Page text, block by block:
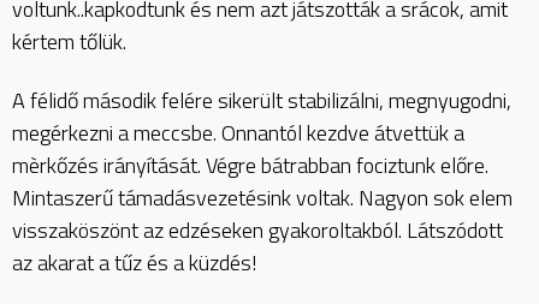
voltunk..kapkodtunk és nem azt játszották a srácok, amit
kértem tőlük.
A félidő második felére sikerült stabilizálni, megnyugodni,
megérkezni a meccsbe. Onnantól kezdve átvettük a
mèrkőzés irányítását. Végre bátrabban fociztunk előre.
Mintaszerű támadásvezetésink voltak. Nagyon sok elem
visszaköszönt az edzéseken gyakoroltakból. Látszódott
az akarat a tűz és a küzdés!